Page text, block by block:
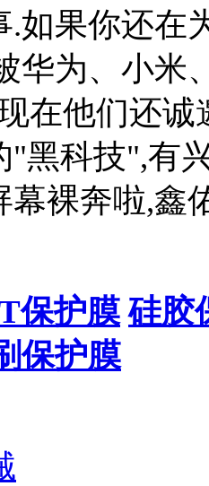
.如果你还在
为、小米
在他们还
黑科技",有
幕裸奔啦,鑫
保护膜 硅胶
保护膜